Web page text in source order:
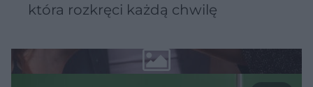
która rozkręci każdą chwilę